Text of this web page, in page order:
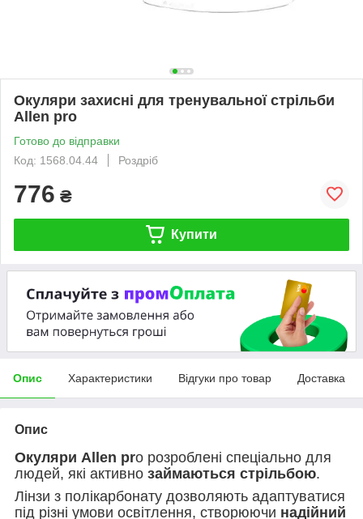
Окуляри захисні для тренувальної стрільби
Allen pro
Готово до відправки
Код: 1568.04.44
Роздріб
776 ₴
Купити
Опис Характеристики Відгуки про товар Доставка
Опис
Окуляри Allen pro розроблені спеціально для
людей, які активно займаються стрільбою.
Лінзи з полікарбонату дозволяють адаптуватися
під різні умови освітлення, створюючи надійний